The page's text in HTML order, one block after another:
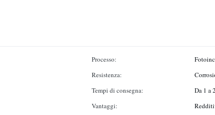
Processo:
Resistenza:
Tempi di consegna:
Da 1 a
Vantaggi: